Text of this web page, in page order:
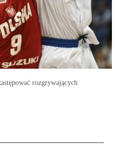
rozgrywających